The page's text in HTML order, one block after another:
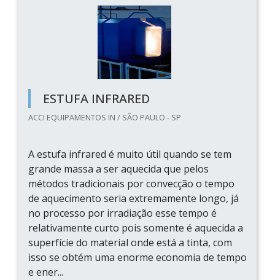
ESTUFA INFRARED
ACCI EQUIPAMENTOS IN / SÃO PAULO - SP
A estufa infrared é muito útil quando se tem
grande massa a ser aquecida que pelos
métodos tradicionais por convecção o tempo
de aquecimento seria extremamente longo, já
no processo por irradiação esse tempo é
relativamente curto pois somente é aquecida a
superfície do material onde está a tinta, com
isso se obtém uma enorme economia de tempo
e ener...